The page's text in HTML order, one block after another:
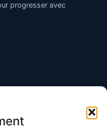
progresser avec